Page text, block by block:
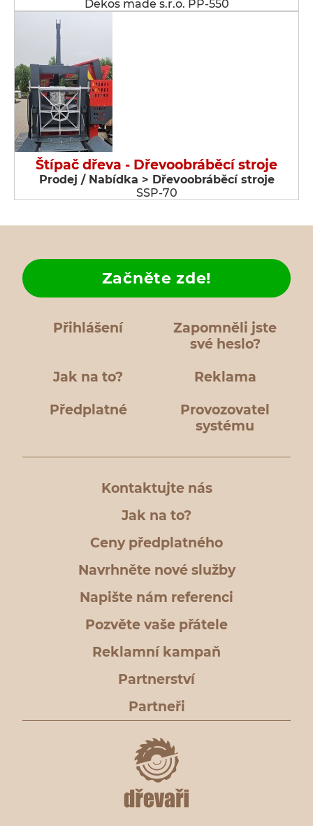
Dekos made s.r.o. PP-550
Štípač dřeva - Dřevoobráběcí stroje
Prodej / Nabídka > Dřevoobráběcí stroje
SSP-70
Přihlášení
Zapomněli jste
své heslo?
Jak na to?
Začněte zde!
Reklama
Předplatné
Provozovatel
systému
Kontaktujte nás
Jak na to?
Ceny předplatného
Navrhněte nové služby
Napište nám referenci
Pozvěte vaše přátele
Reklamní kampaň
Partnerství
Partneři